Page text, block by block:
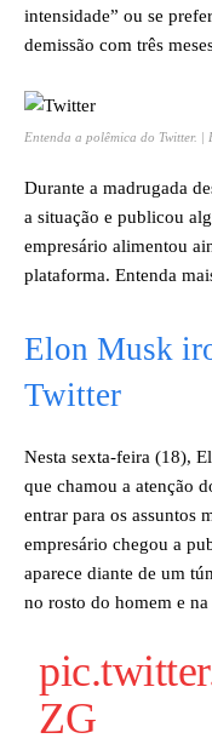
intensidade” ou se
demissão com três
Entenda a polêmica do Twitter. |
Durante a madrugada
a situação e publicou
empresário alimentou
plataforma. Entenda
Elon Musk
Twitter
Nesta sexta-feira (18),
que chamou a atenção
entrar para os assuntos
empresário chegou a
aparece diante de um
no rosto do homem e
ZG